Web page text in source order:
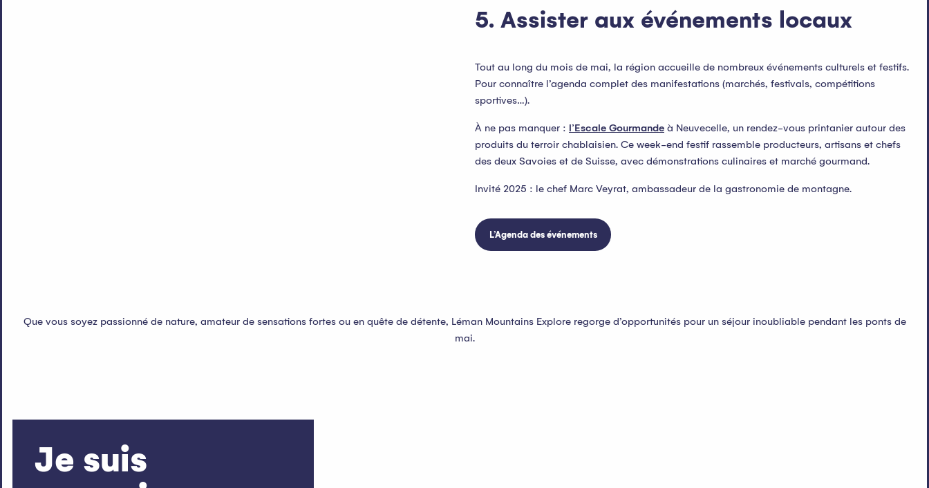
5. Assister aux événements locaux
Tout au long du mois de mai, la région accueille de nombreux événements culturels et festifs.
Pour connaître l’agenda complet des manifestations (marchés, festivals, compétitions
sportives…).
À ne pas manquer : l’Escale Gourmande à Neuvecelle, un rendez-vous printanier autour des
produits du terroir chablaisien. Ce week-end festif rassemble producteurs, artisans et chefs
des deux Savoies et de Suisse, avec démonstrations culinaires et marché gourmand.
Invité 2025 : le chef Marc Veyrat, ambassadeur de la gastronomie de montagne.
L’Agenda des événements
Que vous soyez passionné de nature, amateur de sensations fortes ou en quête de détente, Léman Mountains Explore regorge d’opportunités pour un séjour inoubliable pendant les ponts de
mai.
Je suis